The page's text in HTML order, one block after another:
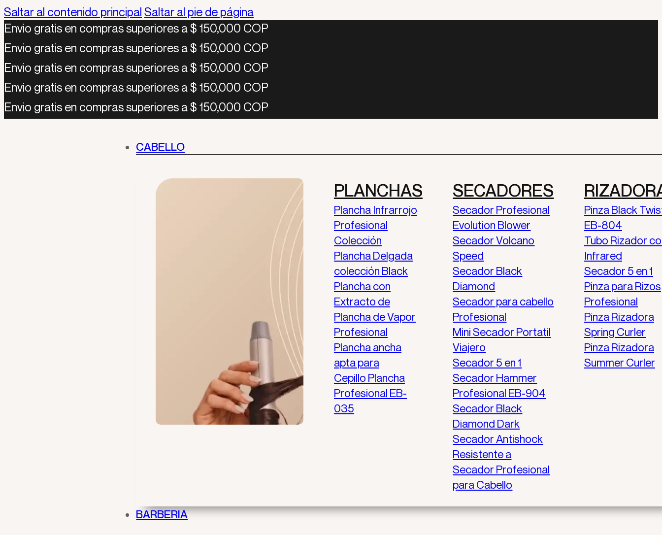
Saltar al contenido principal Saltar al pie de página
Envio gratis en compras superiores a $ 150,000 COP
Envio gratis en compras superiores a $ 150,000 COP
Envio gratis en compras superiores a $ 150,000 COP
Envio gratis en compras superiores a $ 150,000 COP
Envio gratis en compras superiores a $ 150,000 COP
CABELLO
CABELLO
PLANCHAS
Plancha Infrarrojo
Profesional
Colección
Plancha Delgada
colección Black
Plancha con
Extracto de
Plancha de Vapor
Profesional
Plancha ancha
apta para
Cepillo Plancha
Profesional EB-
035
SECADORES
Secador Profesional
Evolution Blower
Secador Volcano
Speed
Secador Black
Diamond
Secador para cabello
Profesional
Mini Secador Portatil
Viajero
Secador 5 en 1
Secador Hammer
Profesional EB-904
Secador Black
Diamond Dark
Secador Antishock
Resistente a
Secador Profesional
para Cabello
Pinza Black
EB-804
Tubo Rizador
Infrared
Secador 5 en 1
Pinza para Rizos
Profesional
Pinza Rizadora
Spring Curler
Pinza Rizadora
Summer Curler
BARBERIA